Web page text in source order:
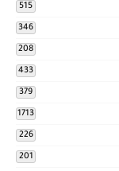
515
346
208
433
379
1713
226
201